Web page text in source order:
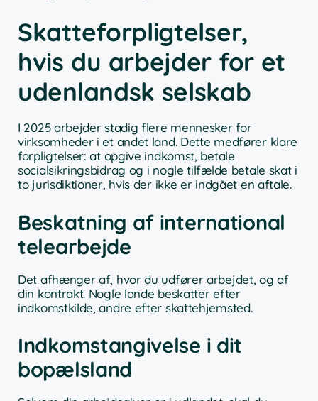
Skatteforpligtelser,
hvis du arbejder for et
udenlandsk selskab
I 2025 arbejder stadig flere mennesker for
virksomheder i et andet land. Dette medfører klare
forpligtelser: at opgive indkomst, betale
socialsikringsbidrag og i nogle tilfælde betale skat i
to jurisdiktioner, hvis der ikke er indgået en aftale.
Beskatning af international
telearbejde
Det afhænger af, hvor du udfører arbejdet, og af
din kontrakt. Nogle lande beskatter efter
indkomstkilde, andre efter skattehjemsted.
Indkomstangivelse i dit
bopælsland